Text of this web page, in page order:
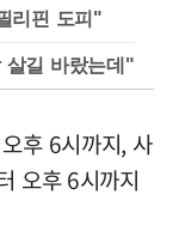
리핀 도피"
길 바랐는데"
후 6시까지, 사
오후 6시까지